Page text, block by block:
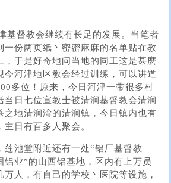
基督教会继续有长足的发展。当笔者
一份两页纸丶密密麻麻的名单贴在教
，于是好奇地问当地的同工这是甚麽
今河津地区教会经过训练，可以讲道
多位！原来，今日河津一带很多村
当日七位宣教士被清涧基督教会清涧
之地清涧湾的清涧镇，今日镇内也有
日有百多人聚会。
莲池堂附近还有一处“铝厂基督教
铝业”的山西铝基地，区内有上万员
万人，有自己的学校丶医院等设施，